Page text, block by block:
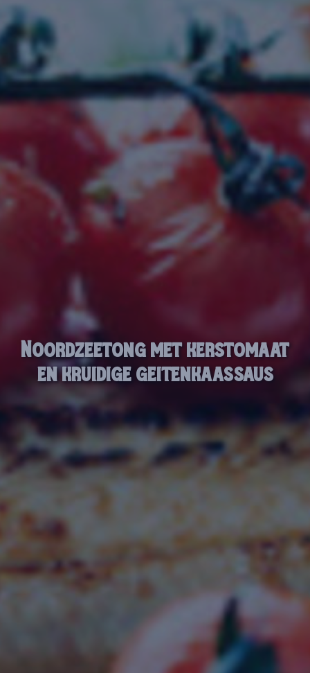
Noordzeetong met kerstomaat
en kruidige geitenkaassaus